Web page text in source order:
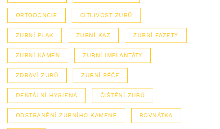
ORTODONCIE CITLIVOST ZUBŮ
ZUBNÍ PLAK ZUBNÍ KAZ ZUBNÍ FAZETY
ZUBNÍ KÁMEN ZUBNÍ IMPLANTÁTY
ZDRAVÍ ZUBŮ ZUBNÍ PÉČE
DENTÁLNÍ HYGIENA ČIŠTĚNÍ ZUBŮ
ODSTRANĚNÍ ZUBNÍHO KAMENE ROVNÁTKA